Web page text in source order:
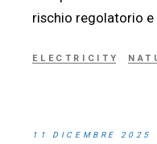
rischio regolatorio
ELECTRICITY
11 DICEMBRE 2025